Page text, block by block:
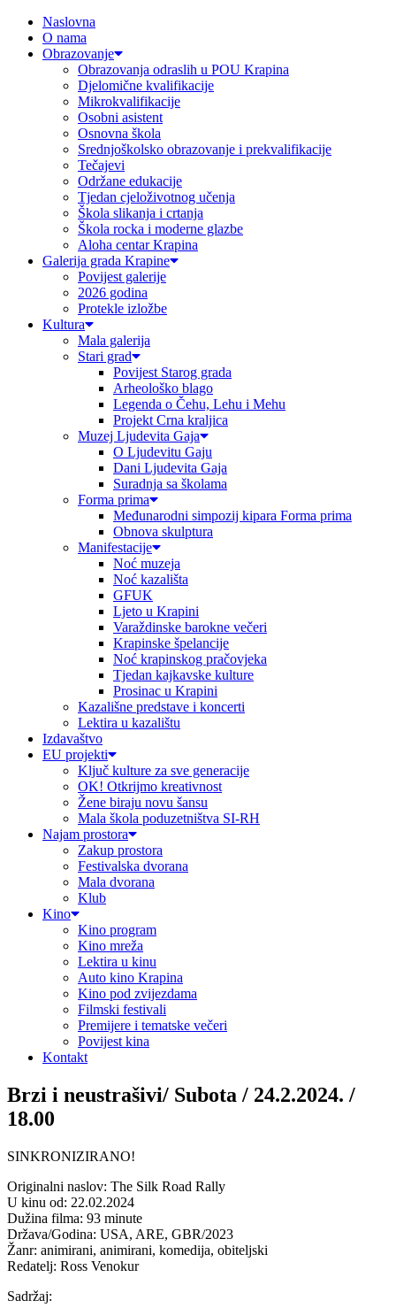
Naslovna
O nama
Obrazovanje
Obrazovanja odraslih u POU Krapina
Djelomične kvalifikacije
Mikrokvalifikacije
Osobni asistent
Osnovna škola
Srednjoškolsko obrazovanje i prekvalifikacije
Tečajevi
Održane edukacije
Tjedan cjeloživotnog učenja
Škola slikanja i crtanja
Škola rocka i moderne glazbe
Aloha centar Krapina
Galerija grada Krapine
Povijest galerije
2026 godina
Protekle izložbe
Kultura
Mala galerija
Stari grad
Povijest Starog grada
Arheološko blago
Legenda o Čehu, Lehu i Mehu
Projekt Crna kraljica
Muzej Ljudevita Gaja
O Ljudevitu Gaju
Dani Ljudevita Gaja
Suradnja sa školama
Forma prima
Međunarodni simpozij kipara Forma prima
Obnova skulptura
Manifestacije
Noć muzeja
Noć kazališta
GFUK
Ljeto u Krapini
Varaždinske barokne večeri
Krapinske špelancije
Noć krapinskog pračovjeka
Tjedan kajkavske kulture
Prosinac u Krapini
Kazališne predstave i koncerti
Lektira u kazalištu
Izdavaštvo
EU projekti
Ključ kulture za sve generacije
OK! Otkrijmo kreativnost
Žene biraju novu šansu
Mala škola poduzetništva SI-RH
Najam prostora
Zakup prostora
Festivalska dvorana
Mala dvorana
Klub
Kino
Kino program
Kino mreža
Lektira u kinu
Auto kino Krapina
Kino pod zvijezdama
Filmski festivali
Premijere i tematske večeri
Povijest kina
Kontakt
Brzi i neustrašivi/ Subota / 24.2.2024. /
18.00
SINKRONIZIRANO!
Originalni naslov: The Silk Road Rally
U kinu od: 22.02.2024
Dužina filma: 93 minute
Država/Godina: USA, ARE, GBR/2023
Žanr: animirani, animirani, komedija, obiteljski
Redatelj: Ross Venokur
Sadržaj: